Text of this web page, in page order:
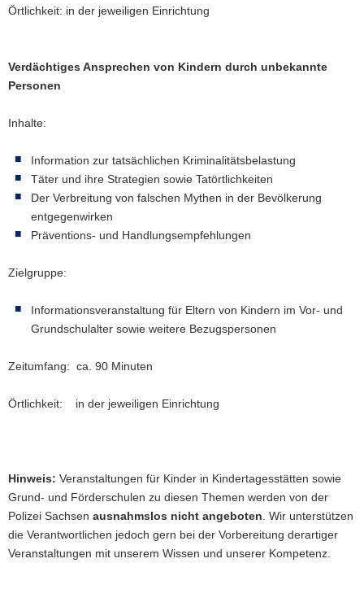
Örtlichkeit: in der jeweiligen Einrichtung
Verdächtiges Ansprechen von Kindern durch unbekannte
Personen
Inhalte:
Information zur tatsächlichen Kriminalitätsbelastung
Täter und ihre Strategien sowie Tatörtlichkeiten
Der Verbreitung von falschen Mythen in der Bevölkerung
entgegenwirken
Präventions- und Handlungsempfehlungen
Zielgruppe:
Informationsveranstaltung für Eltern von Kindern im Vor- und
Grundschulalter sowie weitere Bezugspersonen
Zeitumfang: ca. 90 Minuten
Örtlichkeit: in der jeweiligen Einrichtung
Hinweis: Veranstaltungen für Kinder in Kindertagesstätten sowie
Grund- und Förderschulen zu diesen Themen werden von der
Polizei Sachsen ausnahmslos nicht angeboten . Wir unterstützen
die Verantwortlichen jedoch gern bei der Vorbereitung derartiger
Veranstaltungen mit unserem Wissen und unserer Kompetenz.